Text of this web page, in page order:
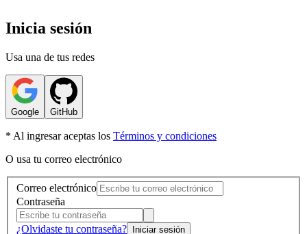
Inicia sesión
Usa una de tus redes
Google GitHub
* Al ingresar aceptas los Términos y condiciones
O usa tu correo electrónico
Correo electrónico
Contraseña
¿Olvidaste tu contraseña? Iniciar sesión